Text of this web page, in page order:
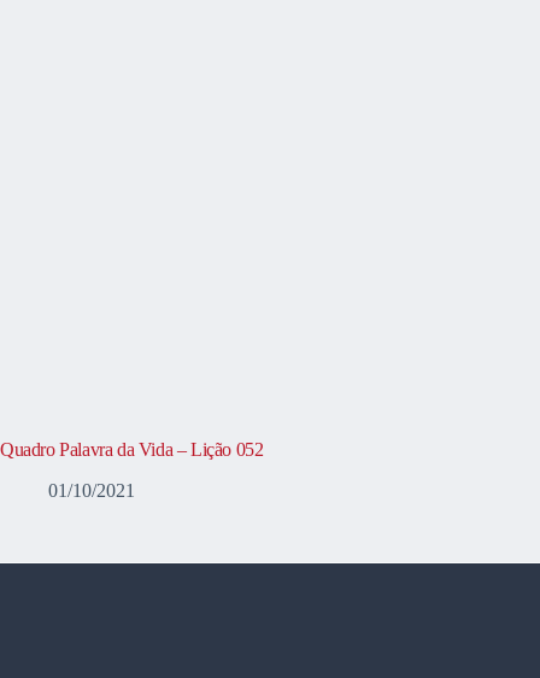
Quadro Palavra da Vida – Lição 052
01/10/2021